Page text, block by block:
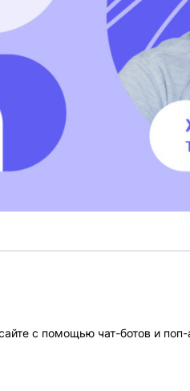
с помощью чат-ботов и поп-